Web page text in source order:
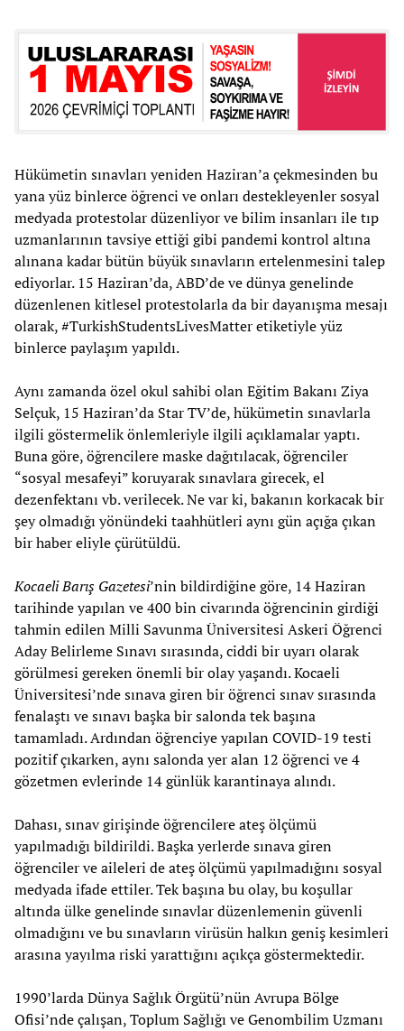
Hükümetin sınavları yeniden Haziran’a çekmesinden bu
yana yüz binlerce öğrenci ve onları destekleyenler sosyal
medyada protestolar düzenliyor ve bilim insanları ile tıp
uzmanlarının tavsiye ettiği gibi pandemi kontrol altına
alınana kadar bütün büyük sınavların ertelenmesini talep
ediyorlar. 15 Haziran’da, ABD’de ve dünya genelinde
düzenlenen kitlesel protestolarla da bir dayanışma mesajı
olarak, #TurkishStudentsLivesMatter etiketiyle yüz
binlerce paylaşım yapıldı.
Aynı zamanda özel okul sahibi olan Eğitim Bakanı Ziya
Selçuk, 15 Haziran’da Star TV’de, hükümetin sınavlarla
ilgili göstermelik önlemleriyle ilgili açıklamalar yaptı.
Buna göre, öğrencilere maske dağıtılacak, öğrenciler
“sosyal mesafeyi” koruyarak sınavlara girecek, el
dezenfektanı vb. verilecek. Ne var ki, bakanın korkacak bir
şey olmadığı yönündeki taahhütleri aynı gün açığa çıkan
bir haber eliyle çürütüldü.
Kocaeli Barış Gazetesi’nin bildirdiğine göre, 14 Haziran
tarihinde yapılan ve 400 bin civarında öğrencinin girdiği
tahmin edilen Milli Savunma Üniversitesi Askeri Öğrenci
Aday Belirleme Sınavı sırasında, ciddi bir uyarı olarak
görülmesi gereken önemli bir olay yaşandı. Kocaeli
Üniversitesi’nde sınava giren bir öğrenci sınav sırasında
fenalaştı ve sınavı başka bir salonda tek başına
tamamladı. Ardından öğrenciye yapılan COVID-19 testi
pozitif çıkarken, aynı salonda yer alan 12 öğrenci ve 4
gözetmen evlerinde 14 günlük karantinaya alındı.
Dahası, sınav girişinde öğrencilere ateş ölçümü
yapılmadığı bildirildi. Başka yerlerde sınava giren
öğrenciler ve aileleri de ateş ölçümü yapılmadığını sosyal
medyada ifade ettiler. Tek başına bu olay, bu koşullar
altında ülke genelinde sınavlar düzenlemenin güvenli
olmadığını ve bu sınavların virüsün halkın geniş kesimleri
arasına yayılma riski yarattığını açıkça göstermektedir.
1990’larda Dünya Sağlık Örgütü’nün Avrupa Bölge
Ofisi’nde çalışan, Toplum Sağlığı ve Genombilim Uzmanı